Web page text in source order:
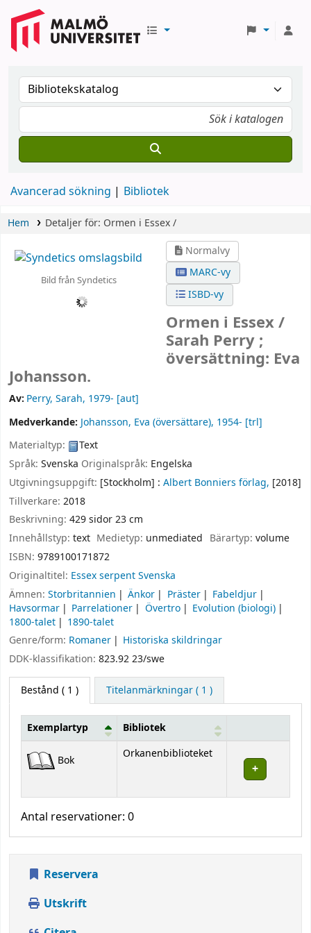
Avancerad sökning Bibliotek
Hem Detaljer för: Ormen i Essex /
Bild från Syndetics
Normalvy
MARC-vy
ISBD-vy
Ormen i Essex /
Sarah Perry ;
översättning: Eva
Johansson.
Av: Perry, Sarah, 1979- [aut]
Medverkande: Johansson, Eva (översättare), 1954- [trl]
Materialtyp:
Text
Språk: Svenska Originalspråk: Engelska
Utgivningsuppgift: [Stockholm] : Albert Bonniers förlag, [2018]
Tillverkare: 2018
Beskrivning: 429 sidor 23 cm
Innehållstyp: text Medietyp: unmediated Bärartyp: volume
ISBN: 9789100171872
Originaltitel: Essex serpent Svenska
Ämnen: Storbritannien Änkor Präster
Fabeldjur
Havsormar
Parrelationer Övertro
Evolution (biologi)
1800-talet
1890-talet
Genre/form: Romaner
Historiska skildringar
DDK-klassifikation: 823.92 23/swe
Bestånd ( 1 ) Titelanmärkningar ( 1 )
Bestånd
Exemplartyp Bibliotek
Bok Orkanenbiblioteket
Antal reservationer: 0
Reservera
Utskrift